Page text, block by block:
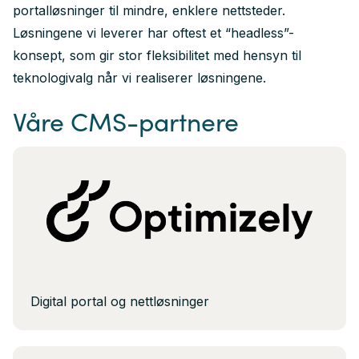
portalløsninger til mindre, enklere nettsteder.
Løsningene vi leverer har oftest et “headless”-
konsept, som gir stor fleksibilitet med hensyn til
teknologivalg når vi realiserer løsningene.
Våre CMS-partnere
Digital portal og nettløsninger